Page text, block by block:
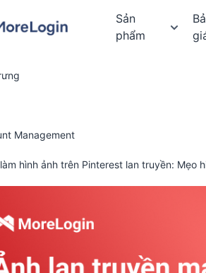
Sản
phẩm
Management
hình ảnh trên Pinterest lan truyền: Mẹo